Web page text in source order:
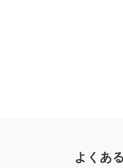
よくあ